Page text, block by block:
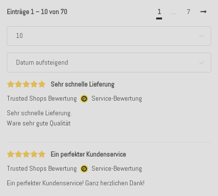
Einträge 1 – 10 von 70 1 7
Sehr schnelle Lieferung
Trusted Shops Bewertung
Service-Bewertung
Sehr schnelle Lieferung.
Ware sehr gute Qualität
Ein perfekter Kundenservice
Trusted Shops Bewertung
Service-Bewertung
Ein perfekter Kundenservice! Ganz herzlichen Dank!